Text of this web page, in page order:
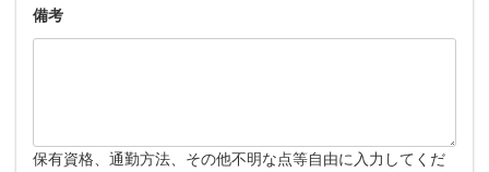
備考
保有資格、通勤方法、その他不明な点等自由に入力してくだ